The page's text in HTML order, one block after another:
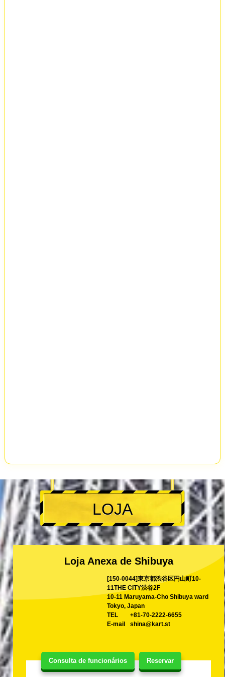
Consulta de funcionários Reservar
LOJA
Loja Anexa de Shibuya
[150-0044]東京都渋谷区円山町10-
11THE CITY渋谷2F
10-11 Maruyama-Cho Shibuya ward
Tokyo, Japan
TEL
+81-70-2222-6655
E-mail
shina@kart.st